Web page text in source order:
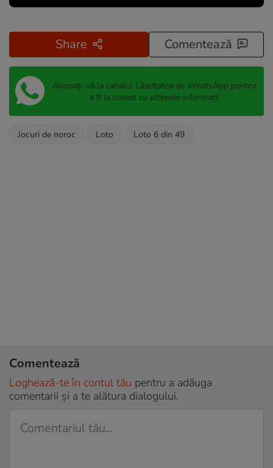
Share Comentează
Abonați-vă la canalul Libertatea de WhatsApp pentru
a fi la curent cu ultimele informații
Jocuri de noroc Loto Loto 6 din 49
Comentează
Loghează-te în contul tău pentru a adăuga
comentarii și a te alătura dialogului.